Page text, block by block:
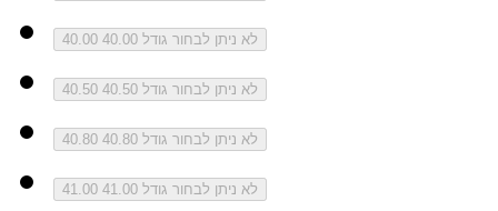
40.00 לא ניתן לבחור גודל 40.00
40.50 לא ניתן לבחור גודל 40.50
40.80 לא ניתן לבחור גודל 40.80
41.00 לא ניתן לבחור גודל 41.00